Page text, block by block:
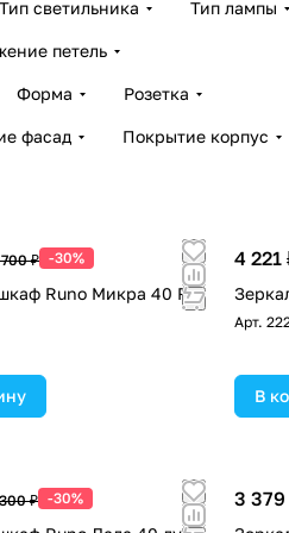
Тип светильника Тип лампы
петель
Форма Розетка
фасад Покрытие корпус
₽ -30%
Runo Микра 40 R,
4 221
Арт.
В
₽ -30% 3 379